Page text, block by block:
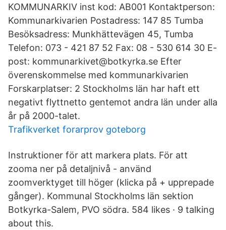
KOMMUNARKIV inst kod: AB001 Kontaktperson:
Kommunarkivarien Postadress: 147 85 Tumba
Besöksadress: Munkhättevägen 45, Tumba
Telefon: 073 - 421 87 52 Fax: 08 - 530 614 30 E-
post: kommunarkivet@botkyrka.se Efter
överenskommelse med kommunarkivarien
Forskarplatser: 2 Stockholms län har haft ett
negativt flyttnetto gentemot andra län under alla
år på 2000-talet.
Trafikverket forarprov goteborg
Instruktioner för att markera plats. För att
zooma ner på detaljnivå - använd
zoomverktyget till höger (klicka på + upprepade
gånger). Kommunal Stockholms län sektion
Botkyrka-Salem, PVO södra. 584 likes · 9 talking
about this.